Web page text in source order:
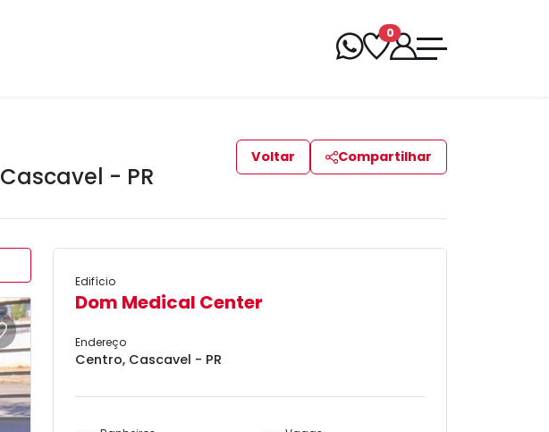
0
Cascavel - PR
Voltar Compartilhar
Edifício
Dom Medical Center
Endereço
Centro, Cascavel - PR